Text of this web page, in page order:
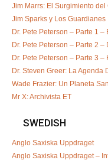
Jim Marrs: El Surgimiento del
Jim Sparks y Los Guardianes
Dr. Pete Peterson – Parte 1 –
Dr. Pete Peterson – Parte 2 –
Dr. Pete Peterson – Parte 3 –
Dr. Steven Greer: La Agenda
Wade Frazier: Un Planeta
Mr X: Archivista ET
SWEDISH
Anglo Saxiska Uppdraget
Anglo Saxiska Uppdraget –